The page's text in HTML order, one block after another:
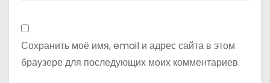
Сохранить моё имя, email и адрес сайта в этом
браузере для последующих моих комментариев.